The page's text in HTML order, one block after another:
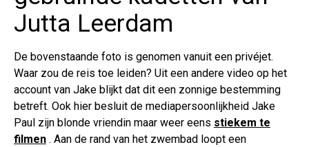
Jutta Leerdam
De bovenstaande foto is genomen vanuit een privéjet.
Waar zou de reis toe leiden? Uit een andere video op het
account van Jake blijkt dat dit een zonnige bestemming
betreft. Ook hier besluit de mediapersoonlijkheid Jake
Paul zijn blonde vriendin maar weer eens stiekem te
filmen . Aan de rand van het zwembad loopt een